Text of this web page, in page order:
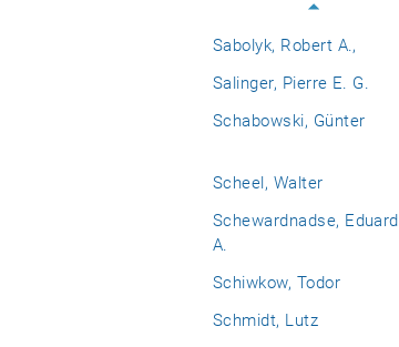
Sabolyk, Robert A.,
Salinger, Pierre E. G.
Schabowski, Günter
Scheel, Walter
Schewardnadse, Eduard
A.
Schiwkow, Todor
Schmidt, Lutz